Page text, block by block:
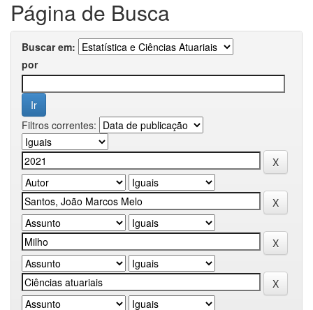
Página de Busca
Buscar em:
por
Filtros correntes: